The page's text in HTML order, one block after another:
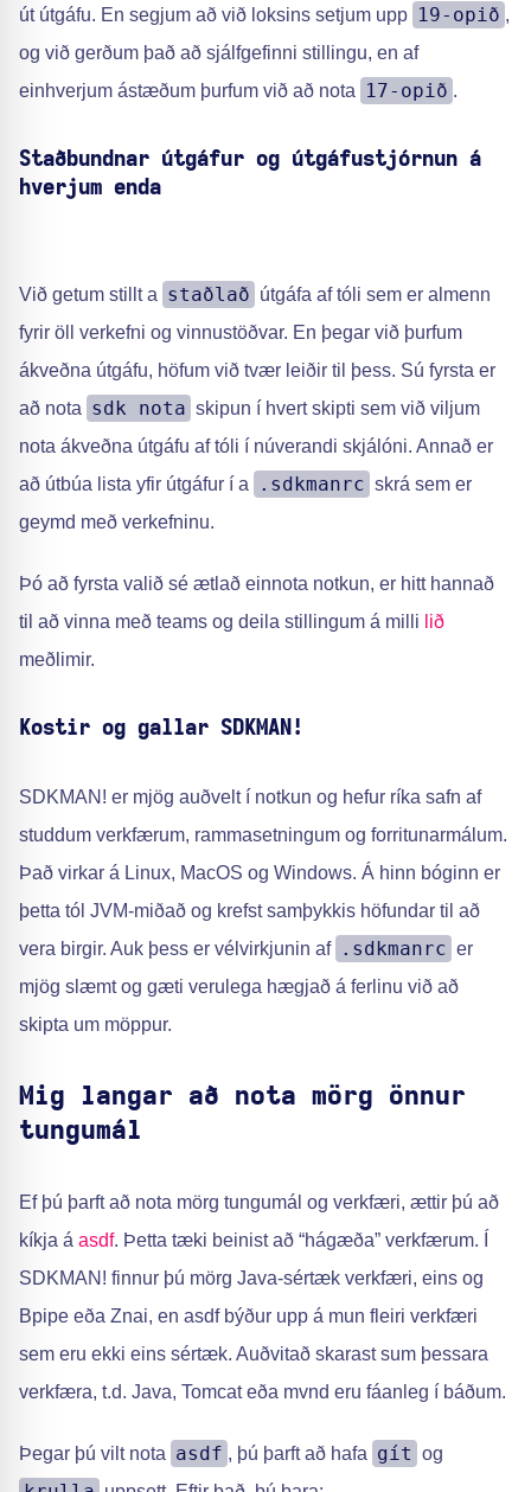
út útgáfu. En segjum að við loksins setjum upp 19-opið ,
og við gerðum það að sjálfgefinni stillingu, en af
einhverjum ástæðum þurfum við að nota
17-opið .
Staðbundnar útgáfur og útgáfustjórnun á
hverjum enda
Við getum stillt a staðlað útgáfa af tóli sem er almenn
fyrir öll verkefni og vinnustöðvar. En þegar við þurfum
ákveðna útgáfu, höfum við tvær leiðir til þess. Sú fyrsta er
að nota sdk nota skipun í hvert skipti sem við viljum
nota ákveðna útgáfu af tóli í núverandi skjálóni. Annað er
að útbúa lista yfir útgáfur í a
.sdkmanrc skrá sem er
geymd með verkefninu.
Þó að fyrsta valið sé ætlað einnota notkun, er hitt hannað
til að vinna með teams og deila stillingum á milli lið
meðlimir.
Kostir og gallar SDKMAN!
SDKMAN! er mjög auðvelt í notkun og hefur ríka safn af
studdum verkfærum, rammasetningum og forritunarmálum.
Það virkar á Linux, MacOS og Windows. Á hinn bóginn er
þetta tól JVM-miðað og krefst samþykkis höfundar til að
vera birgir. Auk þess er vélvirkjunin af .sdkmanrc er
mjög slæmt og gæti verulega hægjað á ferlinu við að
skipta um möppur.
Mig langar að nota mörg önnur
tungumál
Ef þú þarft að nota mörg tungumál og verkfæri, ættir þú að
kíkja á asdf. Þetta tæki beinist að “hágæða” verkfærum. Í
SDKMAN! finnur þú mörg Java-sértæk verkfæri, eins og
Bpipe eða Znai, en asdf býður upp á mun fleiri verkfæri
sem eru ekki eins sértæk. Auðvitað skarast sum þessara
verkfæra, t.d. Java, Tomcat eða mvnd eru fáanleg í báðum.
Þegar þú vilt nota asdf , þú þarft að hafa gít og